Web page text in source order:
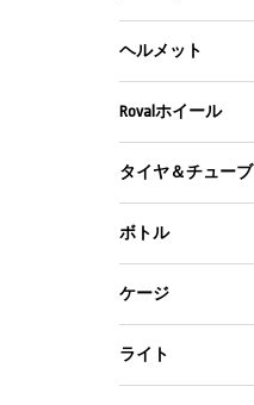
ヘルメット
Rovalホイール
タイヤ＆チューブ
ボトル
ケージ
ライト